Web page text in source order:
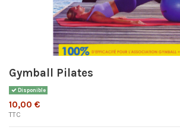
Gymball Pilates
Disponible
10,00 €
TTC